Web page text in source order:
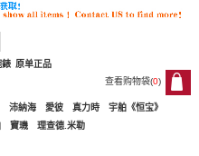
原单正品
錶
查看购物袋(0)
0
沛納海 愛彼 真力時
宇舶《恒宝》
寶璣 理查德.米勒